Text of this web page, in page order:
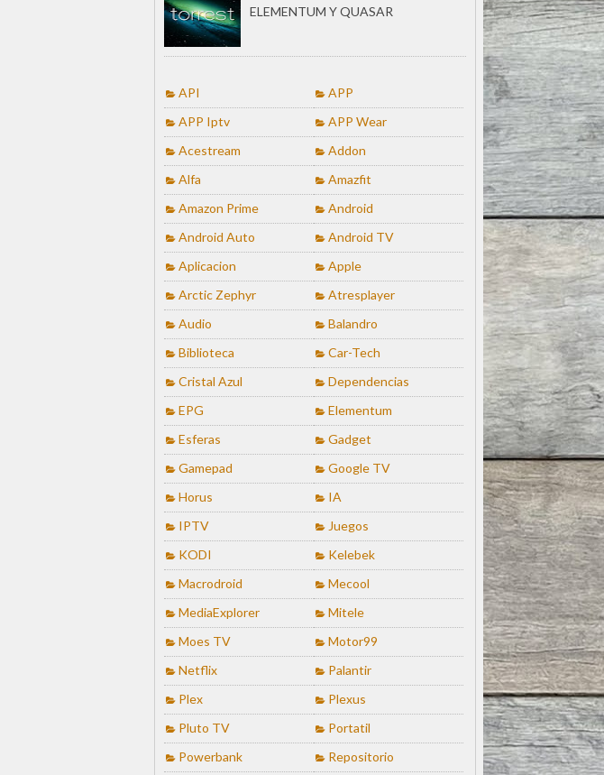
ELEMENTUM Y QUASAR
API
APP
APP Iptv
APP Wear
Acestream
Addon
Alfa
Amazfit
Amazon Prime
Android
Android Auto
Android TV
Aplicacion
Apple
Arctic Zephyr
Atresplayer
Audio
Balandro
Biblioteca
Car-Tech
Cristal Azul
Dependencias
EPG
Elementum
Esferas
Gadget
Gamepad
Google TV
Horus
IA
IPTV
Juegos
KODI
Kelebek
Macrodroid
Mecool
MediaExplorer
Mitele
Moes TV
Motor99
Netflix
Palantir
Plex
Plexus
Pluto TV
Portatil
Powerbank
Repositorio